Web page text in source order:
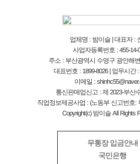
업체명 : 밤이슬 | 대표자 :
사업자등록번호 : 455-14-
주소 : 부산광역시 수영구 광안해
대표번호 : 1899-8026 | 업무시간 :
이메일 :
통신판매업신고 : 제 2023-부산
직업정보제공사업 : (노동부 신고번호:
Copyright(c) 밤이슬 All Rights
무통장 입금안내
국민은행